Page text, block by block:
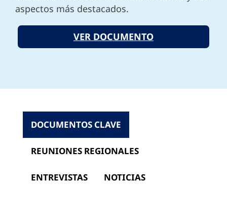
aspectos más destacados.
VER DOCUMENTO
DOCUMENTOS CLAVE
REUNIONES REGIONALES
ENTREVISTAS NOTICIAS